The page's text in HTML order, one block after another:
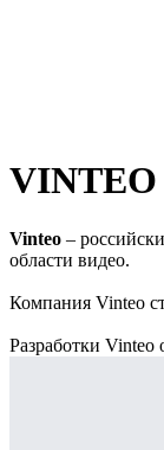
VINTEO
Vinteo –
области видео.
Компания Vinteo
Разработки